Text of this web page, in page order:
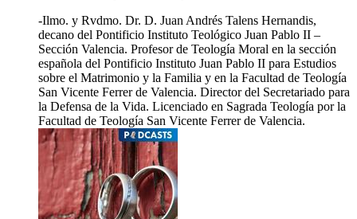
-Ilmo. y Rvdmo. Dr. D. Juan Andrés Talens Hernandis,
decano del Pontificio Instituto Teológico Juan Pablo II –
Sección Valencia. Profesor de Teología Moral en la sección
española del Pontificio Instituto Juan Pablo II para Estudios
sobre el Matrimonio y la Familia y en la Facultad de Teología
San Vicente Ferrer de Valencia. Director del Secretariado para
la Defensa de la Vida. Licenciado en Sagrada Teología por la
Facultad de Teología San Vicente Ferrer de Valencia.